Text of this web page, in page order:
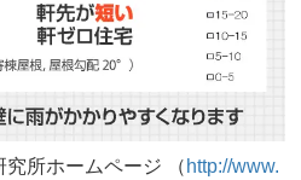
究所ホームページ （ http://www.